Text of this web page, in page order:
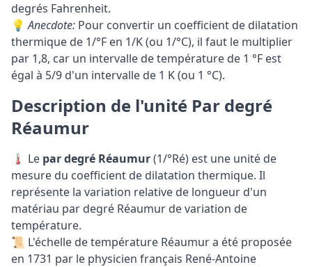
degrés Fahrenheit.
💡Anecdote: Pour convertir un coefficient de dilatation
thermique de 1/°F en 1/K (ou 1/°C), il faut le multiplier
par 1,8, car un intervalle de température de 1 °F est
égal à 5/9 d'un intervalle de 1 K (ou 1 °C).
Description de l'unité Par degré
Réaumur
🌡️ Le par degré Réaumur(1/°Ré) est une unité de
mesure du coefficient de dilatation thermique. Il
représente la variation relative de longueur d'un
matériau par degré Réaumur de variation de
température.
📜 L'échelle de température Réaumur a été proposée
en 1731 par le physicien français René-Antoine